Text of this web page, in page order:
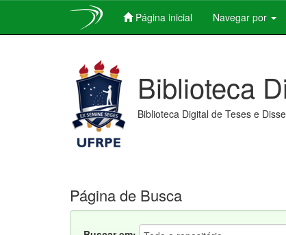
Página inicial Navegar por
Biblioteca
Biblioteca Digital de Teses e
Página de Busca